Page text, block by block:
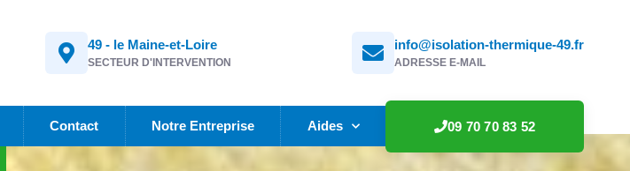
49 - le Maine-et-Loire
SECTEUR D'INTERVENTION
info@isolation-thermique-49.fr
ADRESSE E-MAIL
Contact Notre Entreprise Aides 09 70 70 83 52